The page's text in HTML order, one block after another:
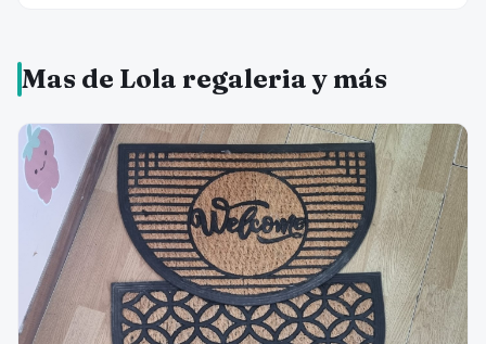
Mas de Lola regaleria y más